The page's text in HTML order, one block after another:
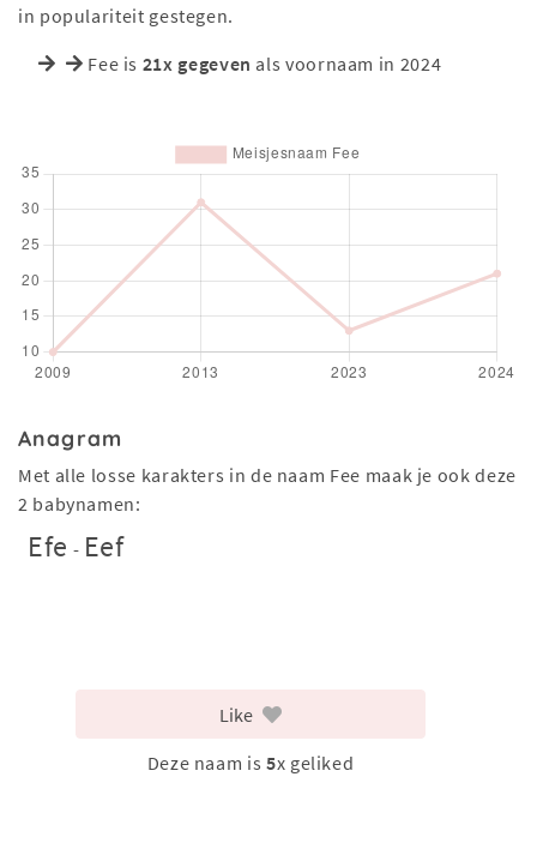
in populariteit gestegen.
Fee is 21x gegeven als voornaam in 2024
Anagram
Met alle losse karakters in de naam Fee maak je ook deze
2 babynamen:
Efe - Eef
Like
Deze naam is 5x geliked